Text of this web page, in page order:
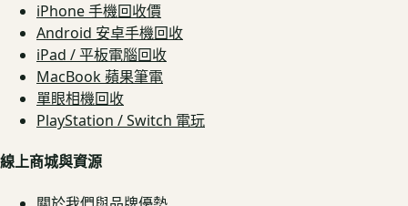
iPhone 手機回收價
Android 安卓手機回收
iPad / 平板電腦回收
MacBook 蘋果筆電
單眼相機回收
PlayStation / Switch 電玩
線上商城與資源